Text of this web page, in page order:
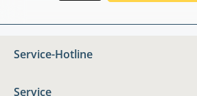
Service-Hotline
Service